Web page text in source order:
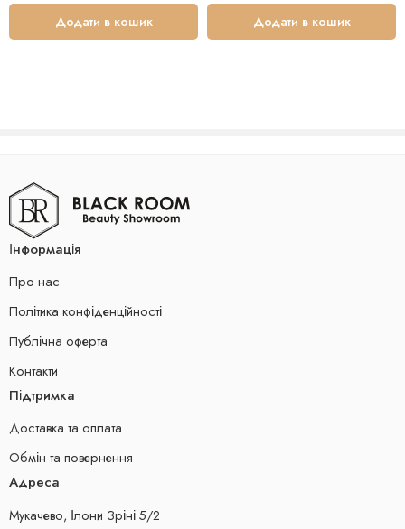
Додати в кошик Додати в кошик
Інформація
Про нас
Політика конфіденційності
Публічна оферта
Контакти
Підтримка
Доставка та оплата
Обмін та повернення
Адреса
Мукачево, Ілони Зріні 5/2